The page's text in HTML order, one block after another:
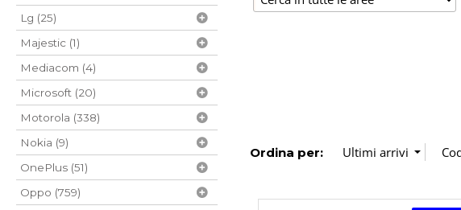
Lg (25)
Majestic (1)
Mediacom (4)
Microsoft (20)
Motorola (338)
Nokia (9)
OnePlus (51)
Oppo (759)
Ordina per: